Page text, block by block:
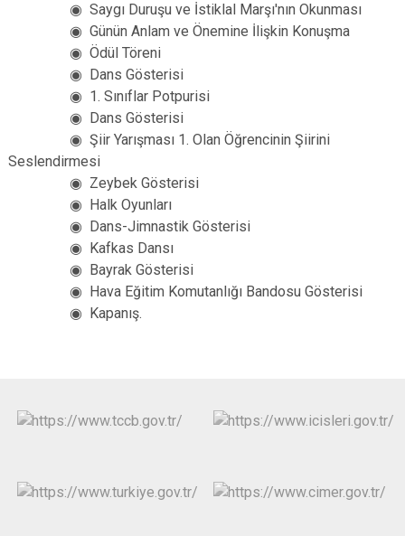
◉ Saygı Duruşu ve İstiklal Marşı'nın Okunması
◉ Günün Anlam ve Önemine İlişkin Konuşma
◉ Ödül Töreni
◉ Dans Gösterisi
◉ 1. Sınıflar Potpurisi
◉ Dans Gösterisi
◉ Şiir Yarışması 1. Olan Öğrencinin Şiirini
Seslendirmesi
◉ Zeybek Gösterisi
◉ Halk Oyunları
◉ Dans-Jimnastik Gösterisi
◉ Kafkas Dansı
◉ Bayrak Gösterisi
◉ Hava Eğitim Komutanlığı Bandosu Gösterisi
◉ Kapanış.